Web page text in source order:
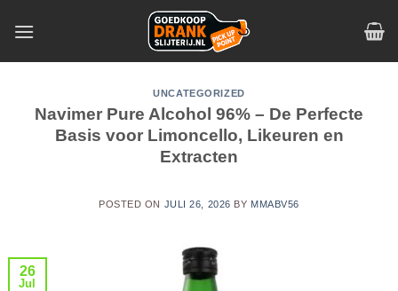
UNCATEGORIZED
Navimer Pure Alcohol 96% – De Perfecte
Basis voor Limoncello, Likeuren en
Extracten
POSTED ON JULI 26, 2026 BY MMABV56
26
Jul